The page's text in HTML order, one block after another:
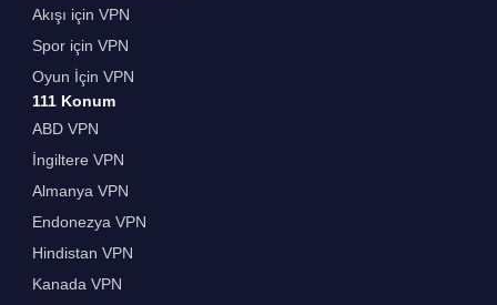
Akışı için VPN
Spor için VPN
Oyun İçin VPN
111 Konum
ABD VPN
İngiltere VPN
Almanya VPN
Endonezya VPN
Hindistan VPN
Kanada VPN